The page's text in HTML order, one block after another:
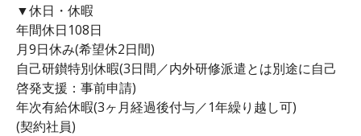
▼休日・休暇
年間休日108日
月9日休み(希望休2日間)
自己研鑚特別休暇(3日間／内外研修派遣とは別途に自己
啓発支援：事前申請)
年次有給休暇(3ヶ月経過後付与／1年繰り越し可)
(契約社員)